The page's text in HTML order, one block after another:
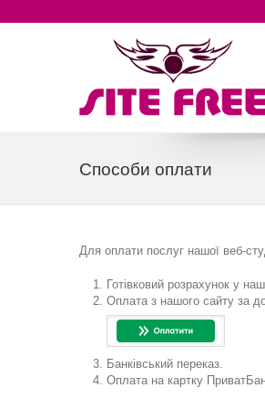
Способи оплати
Для оплати послуг нашої веб-
Готівковий розрахунок у
Оплата з нашого сайту за
Банківський переказ.
Оплата на картку